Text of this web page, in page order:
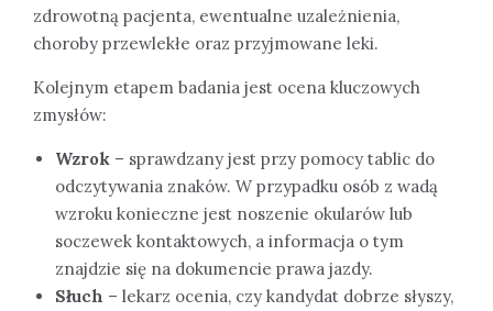
zdrowotną pacjenta, ewentualne uzależnienia,
choroby przewlekłe oraz przyjmowane leki.
Kolejnym etapem badania jest ocena kluczowych
zmysłów:
Wzrok – sprawdzany jest przy pomocy tablic do
odczytywania znaków. W przypadku osób z wadą
wzroku konieczne jest noszenie okularów lub
soczewek kontaktowych, a informacja o tym
znajdzie się na dokumencie prawa jazdy.
Słuch – lekarz ocenia, czy kandydat dobrze słyszy,